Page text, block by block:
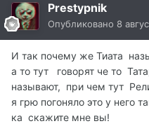
Prestypnik
Опубликовано 8
И так почему же Тиата
а то тут говорят че то
называют, при чем тут
я грю погоняло это у него
ка скажите мне вы!